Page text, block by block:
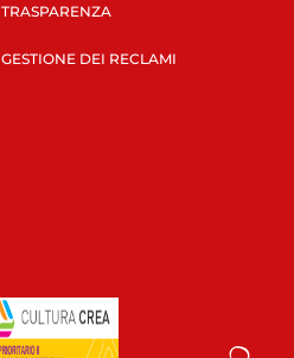
TRASPARENZA
GESTIONE DEI RECLAMI